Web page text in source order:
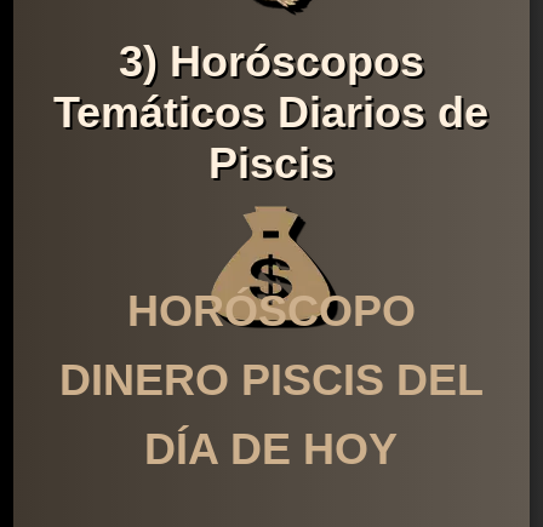
3) Horóscopos
Temáticos Diarios de
Piscis
HORÓSCOPO
DINERO PISCIS DEL
DÍA DE HOY